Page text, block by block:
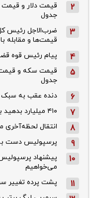
2
جدول
3
ضرب‌الاجل رئیس
قیمت‌ها و مقابله با
4 پیام رئیس قوه
5
جدول
6 دنده عقب به سبک
7 ۴۱۰ میلیارد بدهید بازیکن ما پرسپولیسی می‌شود
8 انتقال
9 پرسپولیس دست
10
می‌خواهیم
11 پشت پرده تغییر